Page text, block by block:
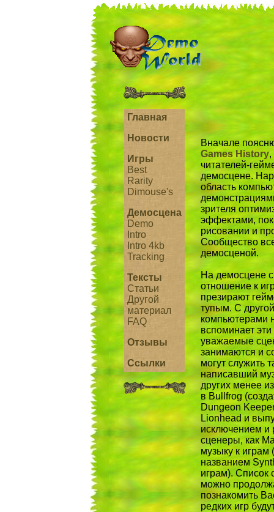
Главная
Новости
Игры
Best
Rarity
Dimouse's
Демосцена
Demo
Intro
Intro 4kb
Tracking
Тексты
Статьи
Другой
материал
FAQ
Отзывы
Ссылки
Вначале
Games History,
читателей-
демосцене.
область
зрителя
эффектами,
рисовании и
Сообщество
демосценой.
На демосцене
отношение к
презирают
тупым. С
компьютерами
вспоминает
уважаемые
занимаются и
могут служить
написавший
других менее
в Bullfrog
Dungeon
Lionhead и
исключением и
сценеры, как
музыку к играм
названием
играм). Список
можно
познакомить
редких игр